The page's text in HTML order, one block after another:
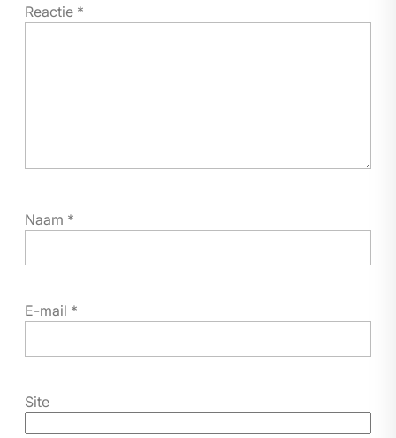
Reactie *
Naam *
E-mail *
Site